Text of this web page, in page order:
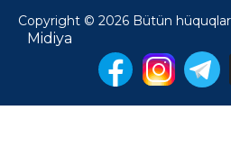
Copyright © 2026 Bütün
Midiya